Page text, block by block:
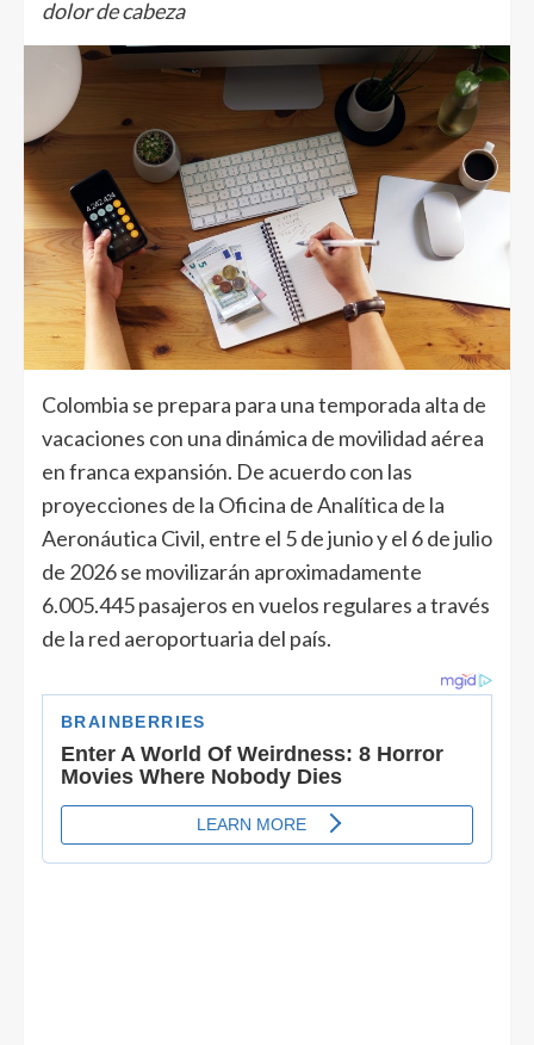
dolor de cabeza
Colombia se prepara para una temporada alta de
vacaciones con una dinámica de movilidad aérea
en franca expansión. De acuerdo con las
proyecciones de la Oficina de Analítica de la
Aeronáutica Civil, entre el 5 de junio y el 6 de julio
de 2026 se movilizarán aproximadamente
6.005.445 pasajeros en vuelos regulares a través
de la red aeroportuaria del país.